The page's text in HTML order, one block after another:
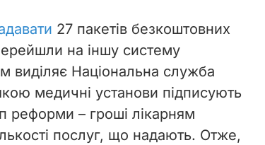
27 пакетів безкоштовних
на іншу систему
виділяє Національна служба
медичні установи підписують
реформи – гроші лікарням
послуг, що надають. Отже,